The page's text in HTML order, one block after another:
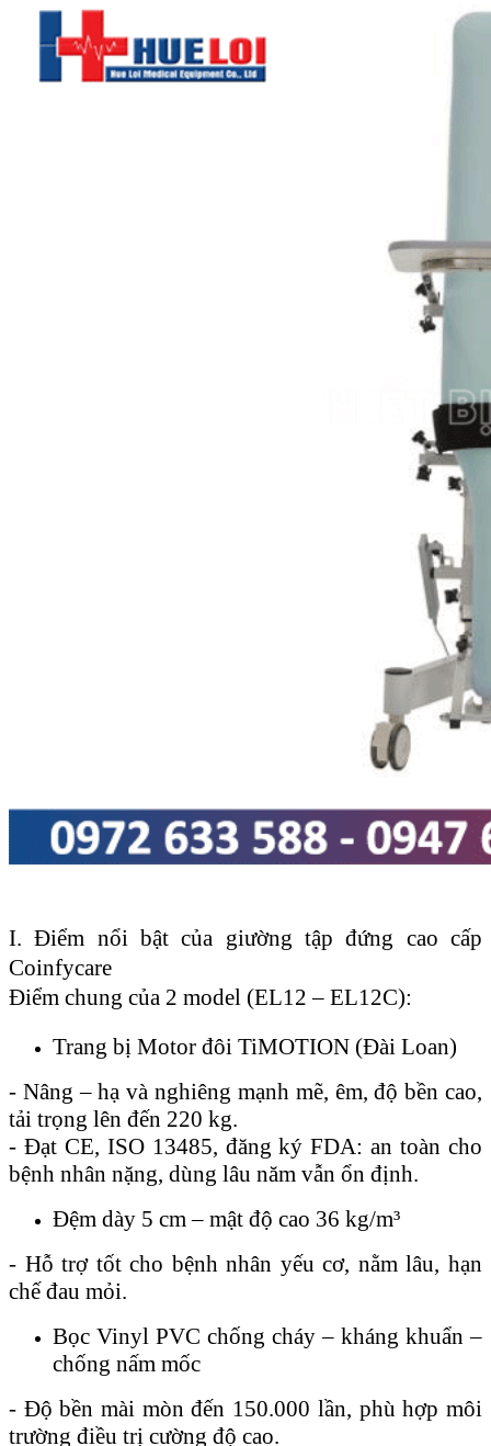
I. Điểm nổi bật của giường tập đứng cao cấp
Coinfycare
Điểm chung của 2 model (EL12 – EL12C):
Trang bị Motor đôi TiMOTION (Đài Loan)
- Nâng – hạ và nghiêng mạnh mẽ, êm, độ bền cao,
tải trọng lên đến 220 kg.
- Đạt CE, ISO 13485, đăng ký FDA: an toàn cho
bệnh nhân nặng, dùng lâu năm vẫn ổn định.
Đệm dày 5 cm – mật độ cao 36 kg/m³
- Hỗ trợ tốt cho bệnh nhân yếu cơ, nằm lâu, hạn
chế đau mỏi.
Bọc Vinyl PVC chống cháy – kháng khuẩn –
chống nấm mốc
- Độ bền mài mòn đến 150.000 lần, phù hợp môi
trường điều trị cường độ cao.